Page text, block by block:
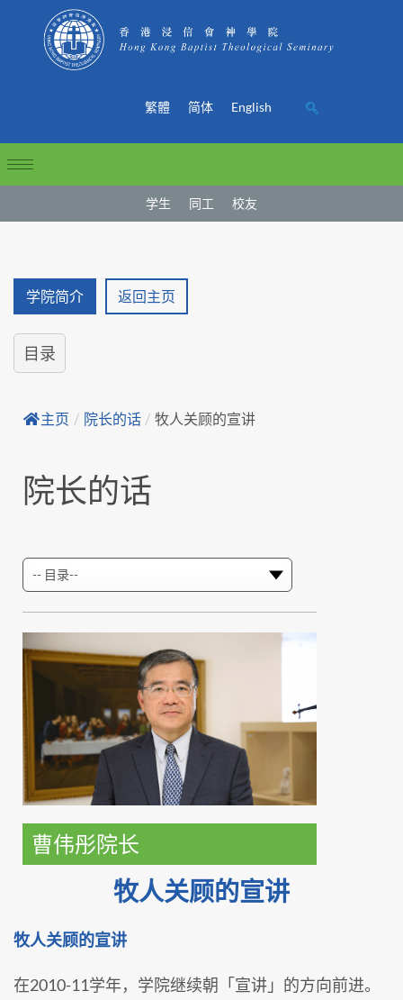
繁體 简体 English
学生 同工 校友
学院简介 返回主页
目录
主页 / 院长的话 / 牧人关顾的宣讲
院长的话
曹伟彤院长
牧人关顾的宣讲
牧人关顾的宣讲
在2010-11学年，学院继续朝「宣讲」的方向前进。